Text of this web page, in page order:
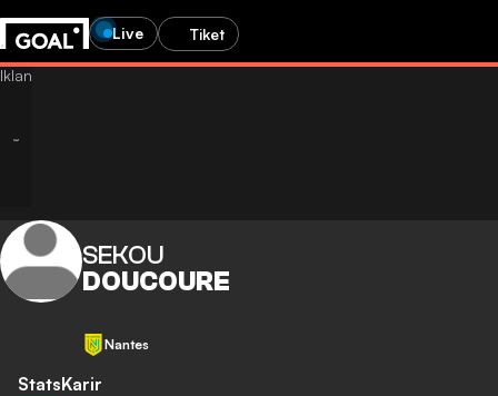
Live Tiket
SEKOU
DOUCOURE
Nantes
StatsKarir